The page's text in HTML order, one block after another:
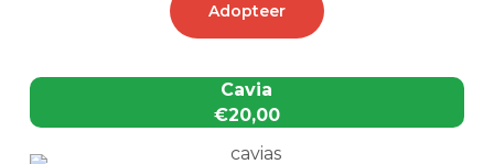
Adopteer
Cavia
€20,00